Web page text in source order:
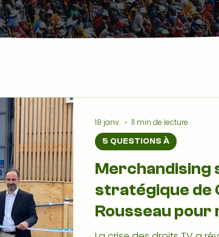
Merchandising
stratégique de
Rousseau
économique
5 QUESTIONS À
18 janv. 11 min de lecture